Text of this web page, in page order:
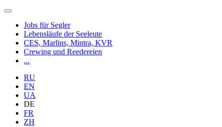
Jobs für Segler
Lebensläufe der Seeleute
CES, Marlins, Mintra, KVR
Crewing und Reedereien
...
RU
EN
UA
DE
FR
ZH